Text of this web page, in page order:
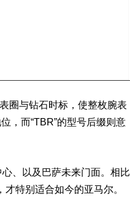
圈与钻石时标，使整枚腕表
，而“TBR”的型号后缀则意
、以及巴萨未来门面。相比
特别适合如今的亚马尔。